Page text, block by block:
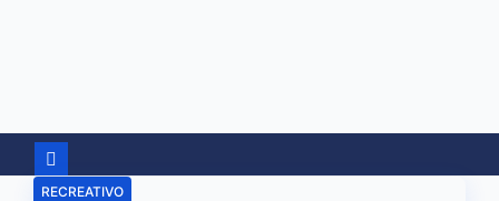
RECREATIVO